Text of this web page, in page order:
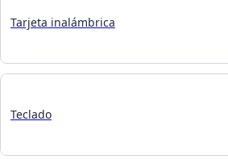
Tarjeta inalámbrica
Teclado